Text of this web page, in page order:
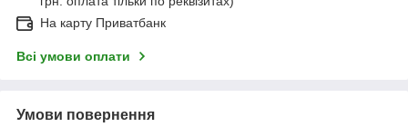
На карту Приватбанк
Всі умови оплати
Умови повернення